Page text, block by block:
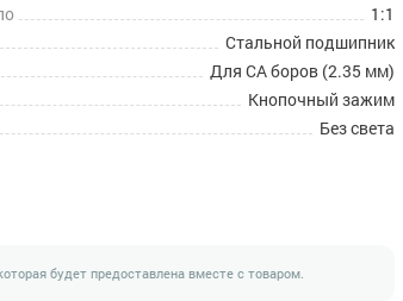
1:1
Стальной подшипник
Для CA боров (2.35 мм)
Кнопочный зажим
Без света
будет предоставлена вместе с товаром.